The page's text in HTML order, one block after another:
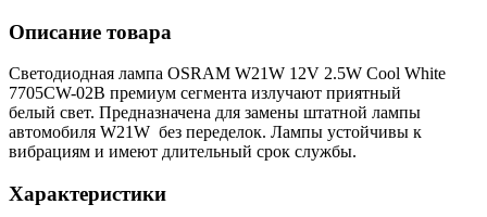
Описание товара
Светодиодная лампа OSRAM W21W 12V 2.5W Cool White
7705CW-02B премиум сегмента излучают приятный
белый свет. Предназначена для замены штатной лампы
автомобиля W21W без переделок. Лампы устойчивы к
вибрациям и имеют длительный срок службы.
Характеристики